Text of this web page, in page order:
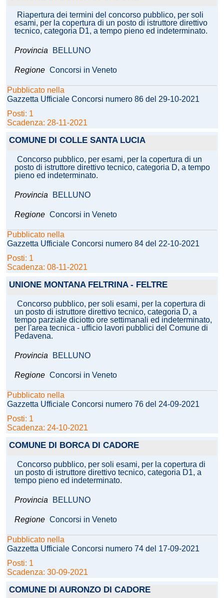
Riapertura dei termini del concorso pubblico, per soli
esami, per la copertura di un posto di istruttore direttivo
tecnico, categoria D1, a tempo pieno ed indeterminato.
Provincia BELLUNO
Regione Concorsi in Veneto
Pubblicato nella
Gazzetta Ufficiale Concorsi numero 86 del 29-10-2021
Posti: 1
Scadenza: 28-11-2021
COMUNE DI COLLE SANTA LUCIA
Concorso pubblico, per esami, per la copertura di un
posto di istruttore direttivo tecnico, categoria D, a tempo
pieno ed indeterminato.
Provincia BELLUNO
Regione Concorsi in Veneto
Pubblicato nella
Gazzetta Ufficiale Concorsi numero 84 del 22-10-2021
Posti: 1
Scadenza: 08-11-2021
UNIONE MONTANA FELTRINA - FELTRE
Concorso pubblico, per soli esami, per la copertura di
un posto di istruttore direttivo tecnico, categoria D, a
tempo parziale diciotto ore settimanali ed indeterminato,
per l'area tecnica - ufficio lavori pubblici del Comune di
Pedavena.
Provincia BELLUNO
Regione Concorsi in Veneto
Pubblicato nella
Gazzetta Ufficiale Concorsi numero 76 del 24-09-2021
Posti: 1
Scadenza: 24-10-2021
COMUNE DI BORCA DI CADORE
Concorso pubblico, per soli esami, per la copertura di
un posto di istruttore direttivo tecnico, categoria D1, a
tempo pieno ed indeterminato.
Provincia BELLUNO
Regione Concorsi in Veneto
Pubblicato nella
Gazzetta Ufficiale Concorsi numero 74 del 17-09-2021
Posti: 1
Scadenza: 30-09-2021
COMUNE DI AURONZO DI CADORE